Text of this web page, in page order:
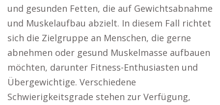
und gesunden Fetten, die auf Gewichtsabnahme
und Muskelaufbau abzielt. In diesem Fall richtet
sich die Zielgruppe an Menschen, die gerne
abnehmen oder gesund Muskelmasse aufbauen
möchten, darunter Fitness-Enthusiasten und
Übergewichtige. Verschiedene
Schwierigkeitsgrade stehen zur Verfügung,